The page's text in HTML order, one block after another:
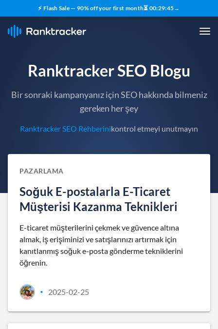
⚡ Flash Sale — 90% off your first month⏳ 00:29:44→
Ranktracker SEO Blogu
Bir sonraki kampanyanız için SEO hakkında bilmeniz
gereken her şey
Ranktracker SEO Rehberinikontrol etmeyi unutmayın
PAZARLAMA
Soğuk E-postalarla E-Ticaret
Müşterisi Kazanma Teknikleri
E-ticaret müşterilerini çekmek ve güvence altına
almak, iş erişiminizi ve satışlarınızı artırmak için
kanıtlanmış soğuk e-posta gönderme tekniklerini
öğrenin.
• 2025-02-25